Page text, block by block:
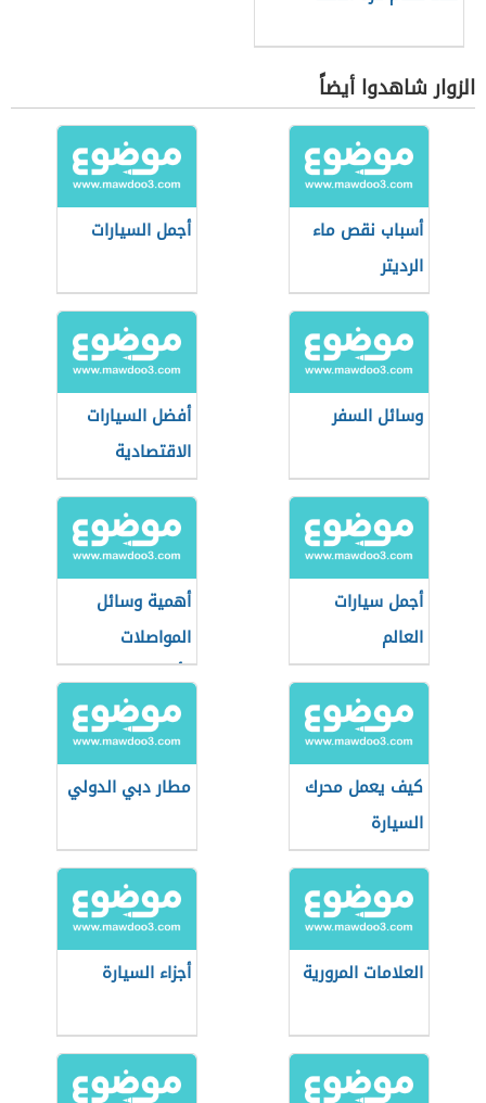
الزوار شاهدوا أيضاً
أسباب نقص ماء
الرديتر
أجمل السيارات
وسائل السفر
أفضل السيارات
الاقتصادية
أجمل سيارات
العالم
أهمية وسائل
المواصلات
وأنواعها
كيف يعمل محرك
السيارة
مطار دبي الدولي
العلامات المرورية أجزاء السيارة